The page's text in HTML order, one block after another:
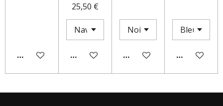
AJOUTER AU PANIER
25,50 €
AJOUTER AU PANIERM'AVERTIR SI DISPONIBLE
AJOUTER